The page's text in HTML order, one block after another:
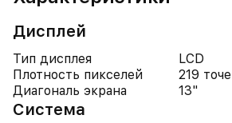
Дисплей
Тип дисплея
LCD
Плотность пикселей
219
Диагональ экрана
13"
Система